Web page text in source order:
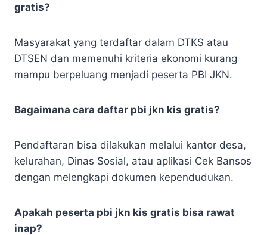
gratis?
Masyarakat yang terdaftar dalam DTKS atau
DTSEN dan memenuhi kriteria ekonomi kurang
mampu berpeluang menjadi peserta PBI JKN.
Bagaimana cara daftar pbi jkn kis gratis?
Pendaftaran bisa dilakukan melalui kantor desa,
kelurahan, Dinas Sosial, atau aplikasi Cek Bansos
dengan melengkapi dokumen kependudukan.
Apakah peserta pbi jkn kis gratis bisa rawat
inap?